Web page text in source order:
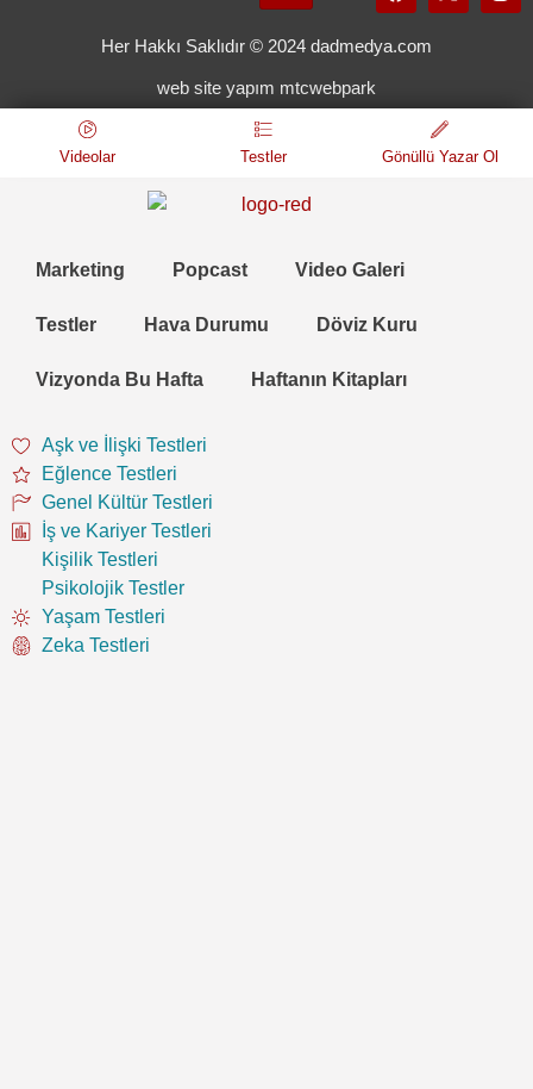
Her Hakkı Saklıdır © 2024 dadmedya.com
web site yapım mtcwebpark
Videolar Testler Gönüllü Yazar Ol
Marketing Popcast Video Galeri
Testler Hava Durumu Döviz Kuru
Vizyonda Bu Hafta Haftanın Kitapları
Aşk ve İlişki Testleri
Eğlence Testleri
Genel Kültür Testleri
İş ve Kariyer Testleri
Kişilik Testleri
Psikolojik Testler
Yaşam Testleri
Zeka Testleri